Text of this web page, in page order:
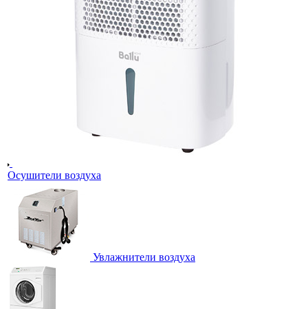
Осушители воздуха
Увлажнители воздуха